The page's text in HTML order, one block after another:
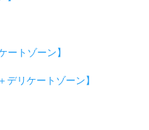
ートゾーン】
リケートゾーン】